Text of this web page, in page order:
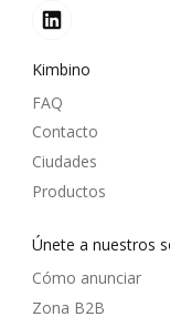
Kimbino
FAQ
Contacto
Ciudades
Productos
Únete a nuestros
Cómo anunciar
Zona B2B